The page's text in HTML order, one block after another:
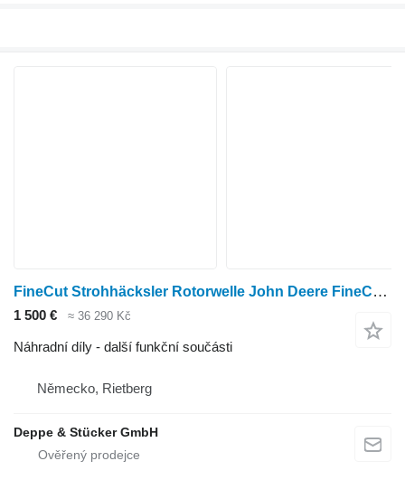
FineCut Strohhäcksler Rotorwelle John Deere FineCut Strohhäcksler Rotorwelle pro zařízení na pící
1 500 € ≈ 36 290 Kč
Náhradní díly - další funkční součásti
Německo, Rietberg
Deppe & Stücker GmbH